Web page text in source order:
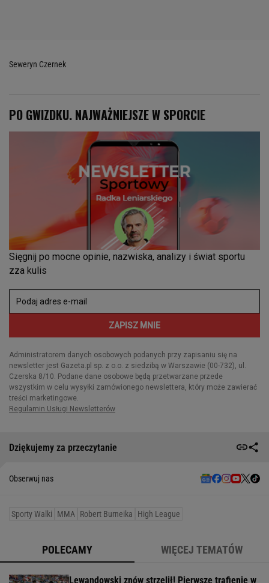
Seweryn Czernek
Dziękujemy za przeczytanie
Obserwuj nas
Sporty Walki MMA Robert Burneika High League
POLECAMY WIĘCEJ TEMATÓW
Lewandowski znów strzelił! Pierwsze trafienie w